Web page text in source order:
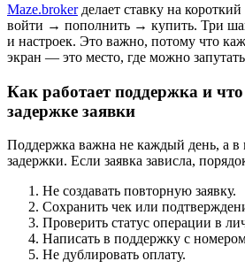
Maze.brokerделает ставку на короткий
войти → пополнить → купить. Три
и настроек. Это важно, потому что
экран — это место, где можно
Как работает поддержка и
задержке заявки
Поддержка важна не каждый день, а
задержки. Если заявка зависла,
Не создавать повторную заявку.
Сохранить чек или
Проверить статус операции в
Написать в поддержку с
Не дублировать оплату.